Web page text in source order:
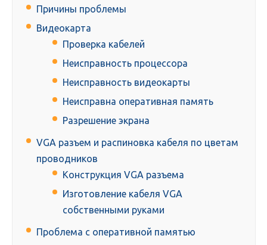
Причины проблемы
Видеокарта
Проверка кабелей
Неисправность процессора
Неисправность видеокарты
Неисправна оперативная память
Разрешение экрана
VGA разъем и распиновка кабеля по цветам
проводников
Конструкция VGA разъема
Изготовление кабеля VGA
собственными руками
Проблема с оперативной памятью